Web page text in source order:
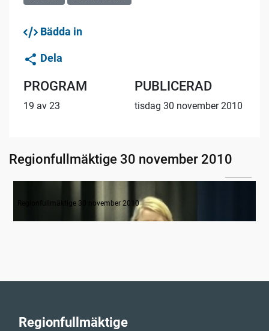
Bädda in
Dela
PROGRAM
19 av 23
PUBLICERAD
tisdag 30 november 2010
Regionfullmäktige 30 november 2010
Regionfullmäktige 30 november 2010
Regionfullmäktige